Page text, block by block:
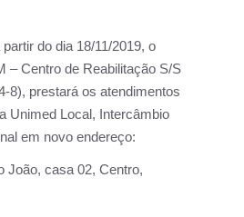
partir do dia 18/11/2019, o
– Centro de Reabilitação S/S
8), prestará os atendimentos
Unimed Local, Intercâmbio
em novo endereço:
João, casa 02, Centro,